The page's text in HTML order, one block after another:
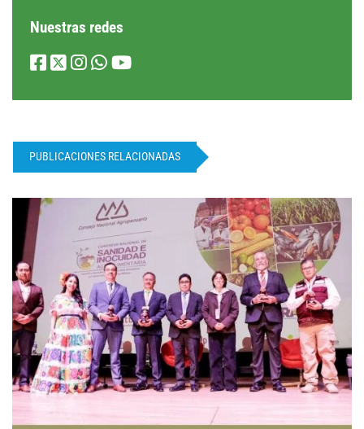
Nuestras redes
PUBLICACIONES RELACIONADAS